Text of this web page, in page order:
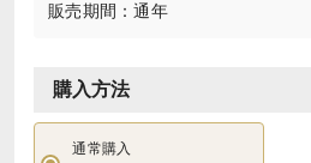
販売期間：通年
購入方法
通常購入